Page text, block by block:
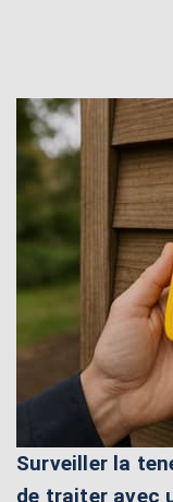
Surveiller la
de traiter avec